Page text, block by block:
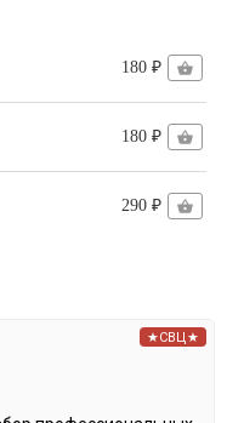
180 ₽
180 ₽
290 ₽
★СВЦ★